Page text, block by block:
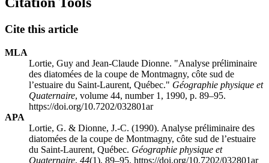
Cite this article
MLA
Lortie, Guy and Jean-Claude Dionne. "Analyse préliminaire
des diatomées de la coupe de Montmagny, côte sud de
l’estuaire du Saint-Laurent, Québec." Géographie physique et
Quaternaire, volume 44, number 1, 1990, p. 89–95.
https://doi.org/10.7202/032801ar
APA
Lortie, G. & Dionne, J.-C. (1990). Analyse préliminaire des
diatomées de la coupe de Montmagny, côte sud de l’estuaire
du Saint-Laurent, Québec. Géographie physique et
Quaternaire, 44(1), 89–95. https://doi.org/10.7202/032801ar